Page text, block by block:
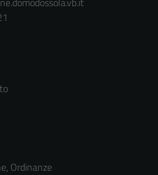
Ordinanze